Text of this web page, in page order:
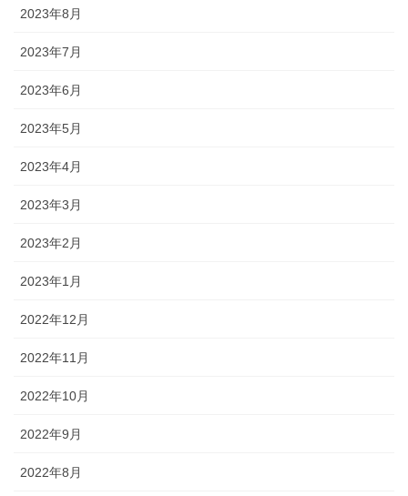
2023年8月
2023年7月
2023年6月
2023年5月
2023年4月
2023年3月
2023年2月
2023年1月
2022年12月
2022年11月
2022年10月
2022年9月
2022年8月